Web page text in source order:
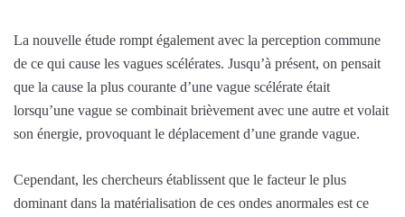
La nouvelle étude rompt également avec la perception commune
de ce qui cause les vagues scélérates. Jusqu’à présent, on pensait
que la cause la plus courante d’une vague scélérate était
lorsqu’une vague se combinait brièvement avec une autre et volait
son énergie, provoquant le déplacement d’une grande vague.
Cependant, les chercheurs établissent que le facteur le plus
dominant dans la matérialisation de ces ondes anormales est ce